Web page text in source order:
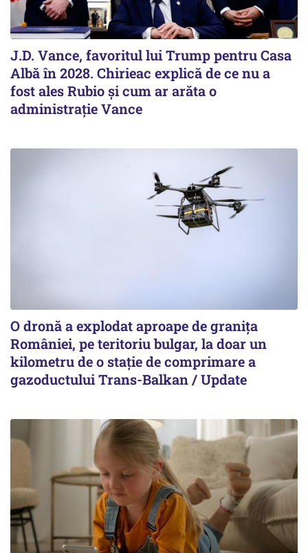
J.D. Vance, favoritul lui Trump pentru Casa
Albă în 2028. Chirieac explică de ce nu a
fost ales Rubio și cum ar arăta o
administrație Vance
O dronă a explodat aproape de granița
României, pe teritoriu bulgar, la doar un
kilometru de o stație de comprimare a
gazoductului Trans-Balkan / Update